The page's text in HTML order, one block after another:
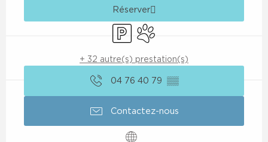
Réserver
ParkingAnimaux acceptés
+ 32 autre(s) prestation(s)
04 76 40 79 ▒▒
Contactez-nous